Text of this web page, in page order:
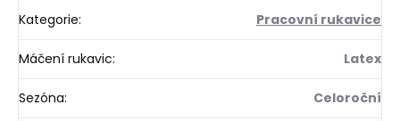
Kategorie: Pracovní rukavice
Máčení rukavic: Latex
Sezóna: Celoroční